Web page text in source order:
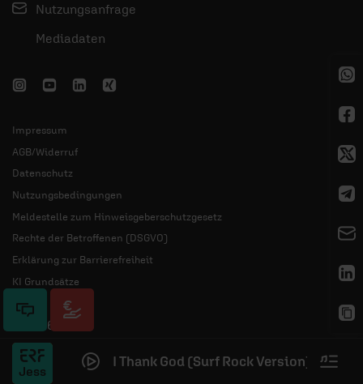
Nutzungsanfrage
Mediadaten
Impressum
AGB/Widerruf
Datenschutz
Nutzungsbedingungen
Meldestelle zum Hinweisgeberschutzgesetz
Rechte der Betroffenen (DSGVO)
Erklärung zur Barrierefreiheit
KI Grundsätze
© 2026 ERF
Jess
Plus
I Thank God (Surf Rock Version) –Strings